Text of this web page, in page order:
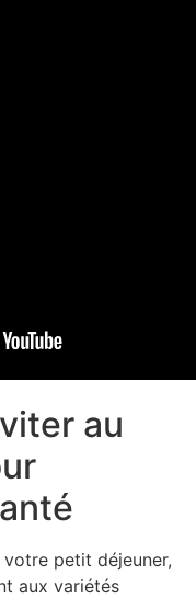
au
petit déjeuner,
aux variétés